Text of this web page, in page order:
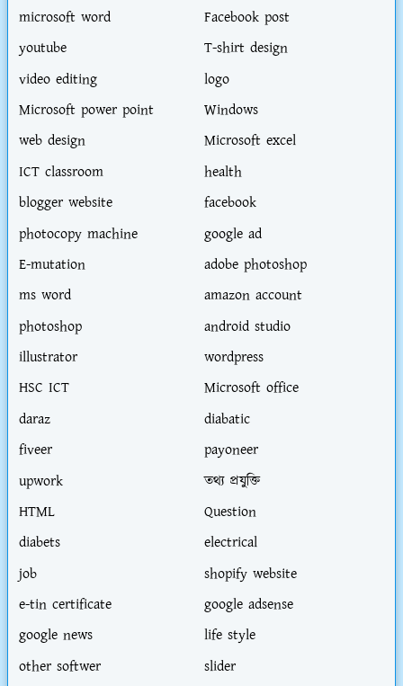
microsoft word
Facebook post
youtube
T-shirt design
video editing
logo
Microsoft power point
Windows
web design
Microsoft excel
ICT classroom
health
blogger website
facebook
photocopy machine
google ad
E-mutation
adobe photoshop
ms word
amazon account
photoshop
android studio
illustrator
wordpress
HSC ICT
Microsoft office
daraz
diabatic
fiveer
payoneer
upwork
তথ্য প্রযুক্তি
HTML
Question
diabets
electrical
job
shopify website
e-tin certificate
google adsense
google news
life style
other softwer
slider